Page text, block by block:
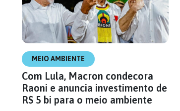
MEIO AMBIENTE
Com Lula, Macron condecora
Raoni e anuncia investimento de
R$ 5 bi para o meio ambiente